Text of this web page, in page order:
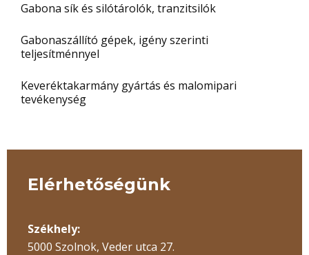
Gabona sík és silótárolók, tranzitsilók
Gabonaszállító gépek, igény szerinti
teljesítménnyel
Keveréktakarmány gyártás és malomipari
tevékenység
Elérhetőségünk
Székhely:
5000 Szolnok, Veder utca 27.